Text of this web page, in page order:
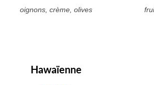
oignons, crème, olives
Hawaïenne